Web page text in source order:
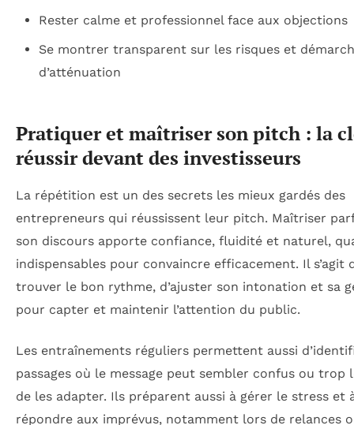
Rester calme et professionnel face aux objections
Se montrer transparent sur les risques et
d’atténuation
Pratiquer et maîtriser son pitch : la
réussir devant des investisseurs
La répétition est un des secrets les mieux gardés des
entrepreneurs qui réussissent leur pitch. Maîtriser
son discours apporte confiance, fluidité et naturel,
indispensables pour convaincre efficacement. Il s’agit
trouver le bon rythme, d’ajuster son intonation et sa
pour capter et maintenir l’attention du public.
Les entraînements réguliers permettent aussi
passages où le message peut sembler confus ou trop
de les adapter. Ils préparent aussi à gérer le stress et
répondre aux imprévus, notamment lors de relances